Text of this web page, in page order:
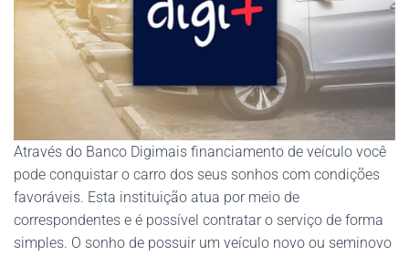
Através do Banco Digimais financiamento de veículo você
pode conquistar o carro dos seus sonhos com condições
favoráveis. Esta instituição atua por meio de
correspondentes e é possível contratar o serviço de forma
simples. O sonho de possuir um veículo novo ou seminovo